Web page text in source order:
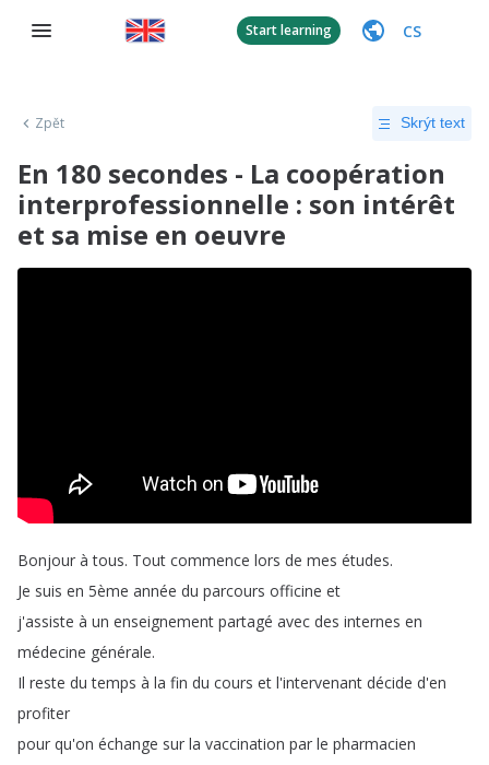
Start learning CS
Zpět Skrýt text
En 180 secondes - La coopération
interprofessionnelle : son intérêt
et sa mise en oeuvre
Bonjour à tous. Tout commence lors de mes études.
Je suis en 5ème année du parcours officine et
j'assiste à un enseignement partagé avec des internes en
médecine générale.
Il reste du temps à la fin du cours et l'intervenant décide d'en
profiter
pour qu'on échange sur la vaccination par le pharmacien